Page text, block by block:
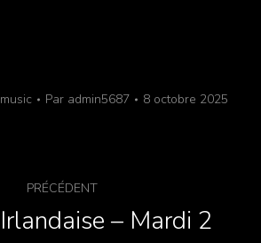
Par admin5687 8 octobre 2025
PRÉCÉDENT
– Mardi 2